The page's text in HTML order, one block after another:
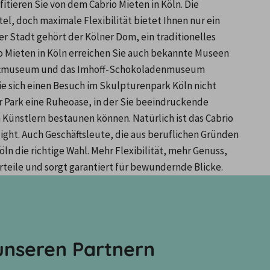
Sie von dem Cabrio Mieten in Köln. Die
doch maximale Flexibilität bietet Ihnen nur ein
Stadt gehört der Kölner Dom, ein traditionelles
in Köln erreichen Sie auch bekannte Museen
und das Imhoff-Schokoladenmuseum
sich einen Besuch im Skulpturenpark Köln nicht
eine Ruheoase, in der Sie beeindruckende
bestaunen können. Natürlich ist das Cabrio
Auch Geschäftsleute, die aus beruflichen Gründen
die richtige Wahl. Mehr Flexibilität, mehr Genuss,
und sorgt garantiert für bewundernde Blicke.
Partnern